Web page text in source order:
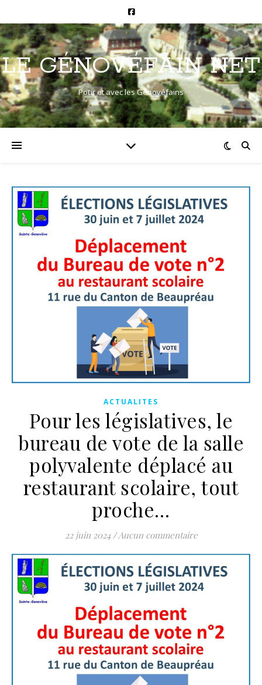
LE GÉNOVÉFAIN NET
Pour et avec les Génovéfains
ACTUALITES
Pour les législatives, le
bureau de vote de la salle
polyvalente déplacé au
restaurant scolaire, tout
proche…
22 juin 2024 /Aucun commentaire